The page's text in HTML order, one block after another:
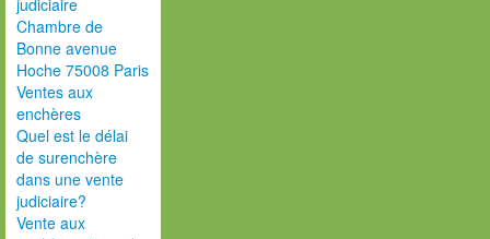
judiciaire
Chambre de
Bonne avenue
Hoche 75008 Paris
Ventes aux
enchères
Quel est le délai
de surenchère
dans une vente
judiciaire?
Vente aux